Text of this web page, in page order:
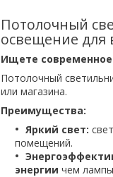
Потолочный
освещение для
Ищете
Потолочный
или магазина.
Преимущества:
Яркий свет:
помещений.
энергии чем